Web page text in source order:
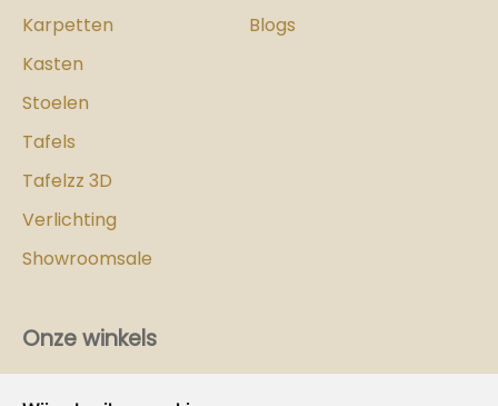
Karpetten
Kasten
Stoelen
Tafels
Tafelzz 3D
Verlichting
Showroomsale
Blogs
Onze winkels